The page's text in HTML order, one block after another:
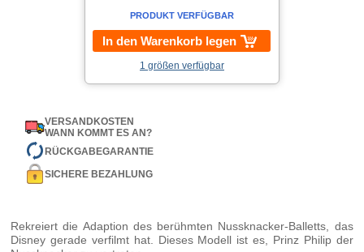
PRODUKT VERFÜGBAR
In den Warenkorb legen
1 größen verfügbar
VERSANDKOSTEN
WANN KOMMT ES AN?
RÜCKGABEGARANTIE
SICHERE BEZAHLUNG
Rekreiert die Adaption des berühmten Nussknacker-Balletts, das
Disney gerade verfilmt hat. Dieses Modell ist es, Prinz Philip der